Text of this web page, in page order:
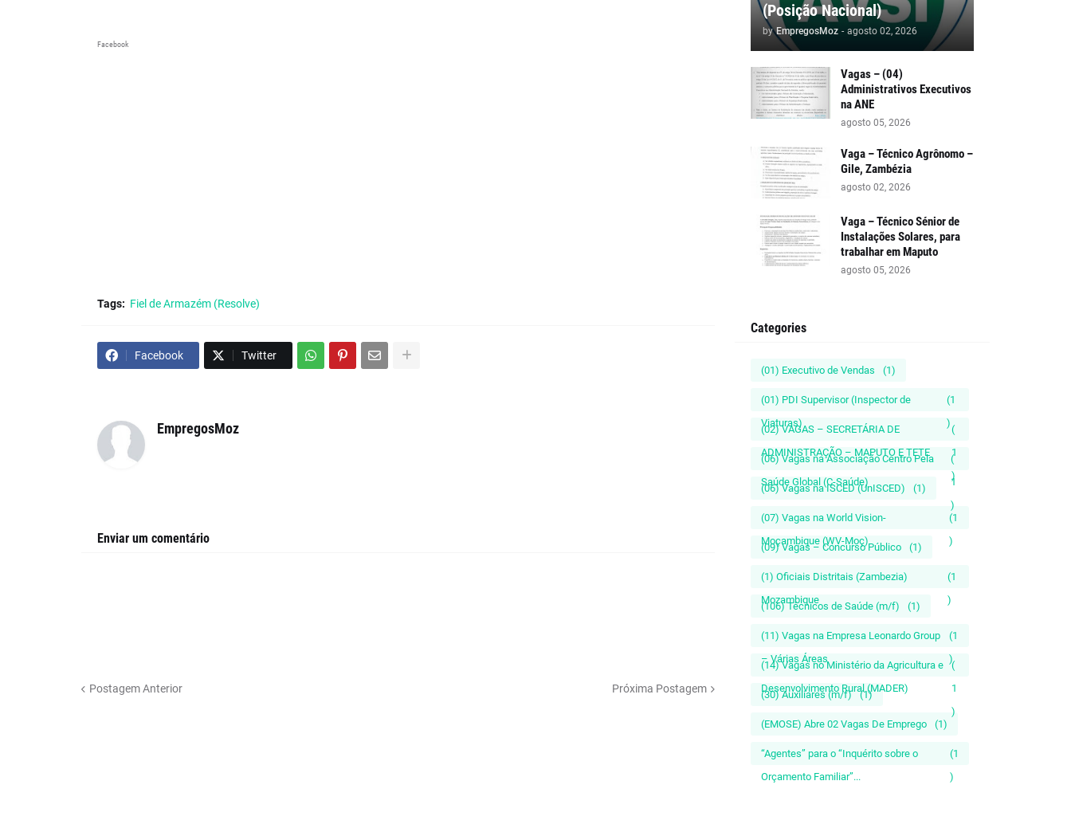
Facebook
Tags: Fiel de Armazém (Resolve)
Facebook Twitter
EmpregosMoz
Enviar um comentário
Postagem Anterior Próxima Postagem
(Posição Nacional)
by EmpregosMoz - agosto 02, 2026
Vagas – (04)
Administrativos Executivos
na ANE
agosto 05, 2026
Vaga – Técnico Agrônomo –
Gile, Zambézia
agosto 02, 2026
Vaga – Técnico Sénior de
Instalações Solares, para
trabalhar em Maputo
agosto 05, 2026
Categories
(01) Executivo de Vendas (1)
(01) PDI Supervisor (Inspector de
Viaturas)
(1
)
(02) VAGAS – SECRETÁRIA DE
ADMINISTRAÇÃO – MAPUTO E TETE
(
1
)
(06) Vagas na Associação Centro Pela
Saúde Global (C-Saúde)
(
1
)
(06) Vagas na ISCED (UnISCED) (1)
(07) Vagas na World Vision-
Moçambique (WV-Moç)
(1
)
(09) Vagas – Concurso Público (1)
(1) Oficiais Distritais (Zambezia)
Mozambique
(1
)
(106) Técnicos de Saúde (m/f) (1)
(11) Vagas na Empresa Leonardo Group
– Várias Áreas
(1
)
(14) Vagas no Ministério da Agricultura e
Desenvolvimento Rural (MADER)
(
1
)
(30) Auxiliares (m/f) (1)
(EMOSE) Abre 02 Vagas De Emprego (1)
“Agentes” para o “Inquérito sobre o
Orçamento Familiar”...
(1
)